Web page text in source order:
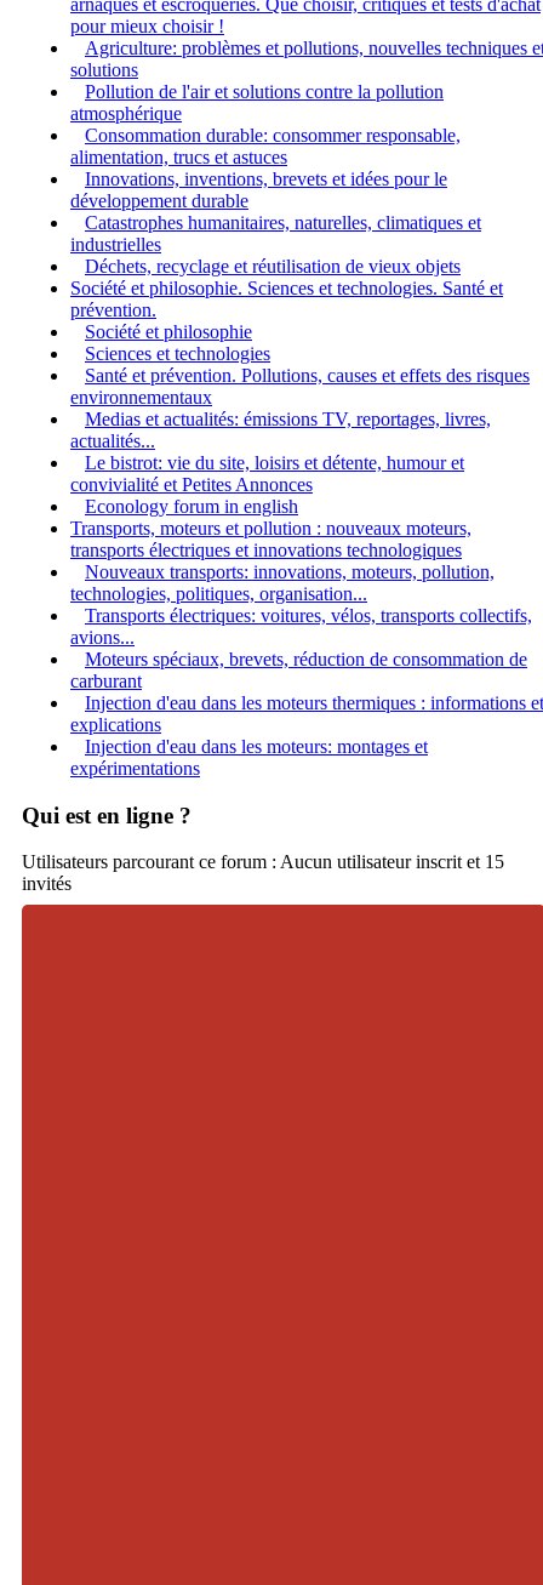
pour mieux choisir !
Agriculture: problèmes et pollutions, nouvelles techniques
solutions
Pollution de l'air et solutions contre la pollution
atmosphérique
Consommation durable: consommer responsable,
alimentation, trucs et astuces
Innovations, inventions, brevets et idées pour le
développement durable
Catastrophes humanitaires, naturelles, climatiques et
industrielles
Déchets, recyclage et réutilisation de vieux objets
Société et philosophie. Sciences et technologies. Santé et
prévention.
Société et philosophie
Sciences et technologies
Santé et prévention. Pollutions, causes et effets des risques
environnementaux
Medias et actualités: émissions TV, reportages, livres,
actualités...
Le bistrot: vie du site, loisirs et détente, humour et
convivialité et Petites Annonces
Econology forum in english
Transports, moteurs et pollution : nouveaux moteurs,
transports électriques et innovations technologiques
Nouveaux transports: innovations, moteurs, pollution,
technologies, politiques, organisation...
Transports électriques: voitures, vélos, transports collectifs,
avions...
Moteurs spéciaux, brevets, réduction de consommation de
carburant
Injection d'eau dans les moteurs thermiques : informations et
explications
Injection d'eau dans les moteurs: montages et
expérimentations
Qui est en ligne ?
Utilisateurs parcourant ce forum : Aucun utilisateur inscrit et 15
invités